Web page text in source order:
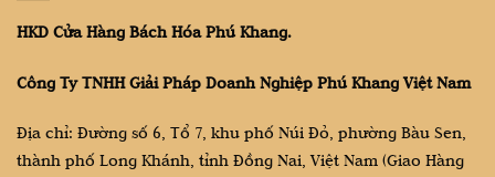
HKD Cửa Hàng Bách Hóa Phú Khang.
Công Ty TNHH Giải Pháp Doanh Nghiệp Phú Khang Việt Nam
Địa chỉ: Đường số 6, Tổ 7, khu phố Núi Đỏ, phường Bàu Sen,
thành phố Long Khánh, tỉnh Đồng Nai, Việt Nam (Giao Hàng